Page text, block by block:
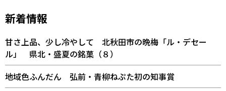
新着情報
甘さ上品、少し冷やして 北秋田市の晩梅「ル・デセー
ル」 県北・盛夏の銘菓（８）
地域色ふんだん 弘前・青柳ねぷた初の知事賞